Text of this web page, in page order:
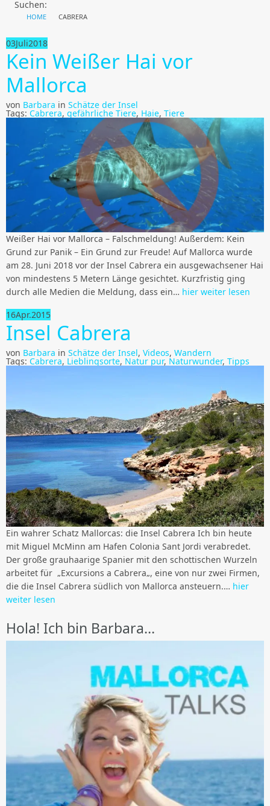
Suchen:
HOME CABRERA
03Juli2018
Kein Weißer Hai vor
Mallorca
von Barbara in Schätze der Insel
Tags: Cabrera, gefährliche Tiere, Haie, Tiere
Weißer Hai vor Mallorca – Falschmeldung! Außerdem: Kein
Grund zur Panik – Ein Grund zur Freude! Auf Mallorca wurde
am 28. Juni 2018 vor der Insel Cabrera ein ausgewachsener Hai
von mindestens 5 Metern Länge gesichtet. Kurzfristig ging
durch alle Medien die Meldung, dass ein… hier weiter lesen
16Apr.2015
Insel Cabrera
von Barbara in Schätze der Insel, Videos, Wandern
Tags: Cabrera, Lieblingsorte, Natur pur, Naturwunder, Tipps
Ein wahrer Schatz Mallorcas: die Insel Cabrera Ich bin heute
mit Miguel McMinn am Hafen Colonia Sant Jordi verabredet.
Der große grauhaarige Spanier mit den schottischen Wurzeln
arbeitet für „Excursions a Cabrera„, eine von nur zwei Firmen,
die die Insel Cabrera südlich von Mallorca ansteuern.… hier
weiter lesen
Hola! Ich bin Barbara…